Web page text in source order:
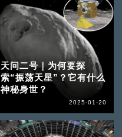
天问二号｜为何要探
索“振荡天星”？它有什么
神秘身世？
2025-01-20